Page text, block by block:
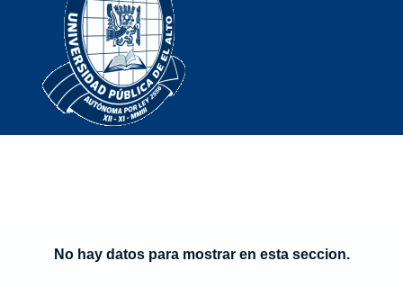
No hay datos para mostrar en esta seccion.